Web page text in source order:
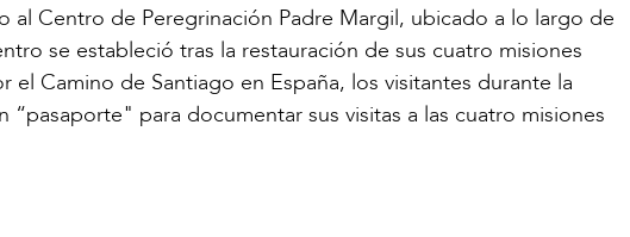
al Centro de Peregrinación Padre Margil, ubicado a lo largo de
se estableció tras la restauración de sus cuatro misiones
Camino de Santiago en España, los visitantes durante la
para documentar sus visitas a las cuatro misiones